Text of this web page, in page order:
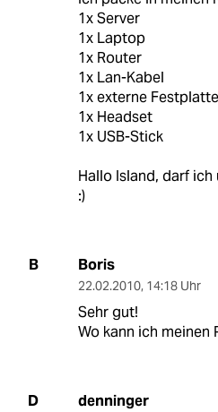
1x Server
1x Laptop
1x Router
1x Lan-Kabel
1x externe Festplatte
1x Headset
1x USB-Stick
Hallo Island, darf
:)
B Boris
22.02.2010, 14:18 Uhr
Sehr gut!
Wo kann ich meinen
D denninger